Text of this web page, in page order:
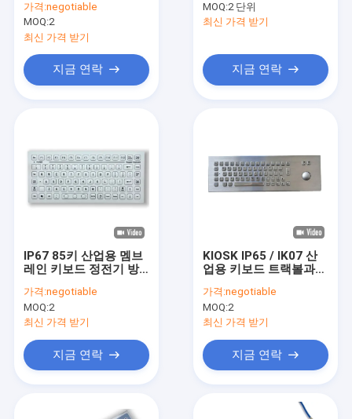
열악한 환경 보호를 위
해 밀폐
가격:negotiable
MOQ:2
최신 가격 받기
지금 연락
MOQ:2 단위
최신 가격 받기
지금 연락
IP67 85키 산업용 멤브
레인 키보드 정전기 방
장착 작동 온도 -40℃
가격:negotiable
MOQ:2
최신 가격 받기
지금 연락
KIOSK IP65 / IK07 산
업용 키보드 트랙볼과
패널 -40°C에 장착
가격:negotiable
MOQ:2
최신 가격 받기
지금 연락